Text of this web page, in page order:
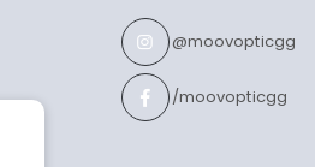
@moovopticgg
/moovopticgg